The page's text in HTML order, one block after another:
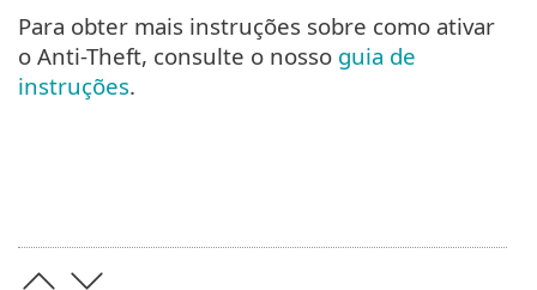
Para obter mais instruções sobre como ativar
o Anti-Theft, consulte o nosso guia de
instruções.